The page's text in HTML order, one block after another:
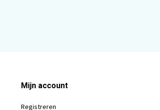
Mijn account
Registreren